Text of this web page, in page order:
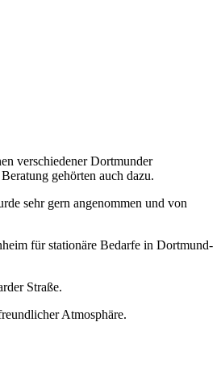
verschiedener Dortmunder
gehörten auch dazu.
sehr gern angenommen und von
für stationäre Bedarfe in Dortmund-
Straße.
Atmosphäre.